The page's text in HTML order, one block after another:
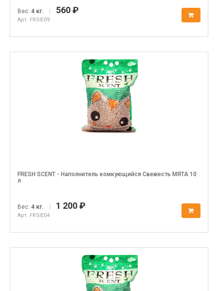
Вес: 4 кг. | 560 ₽
Арт. FRSIE09
FRESH SCENT - Наполнитель комкующийся Свежесть МЯТА 10
л
Вес: 4 кг. | 1 200 ₽
Арт. FRSIE04